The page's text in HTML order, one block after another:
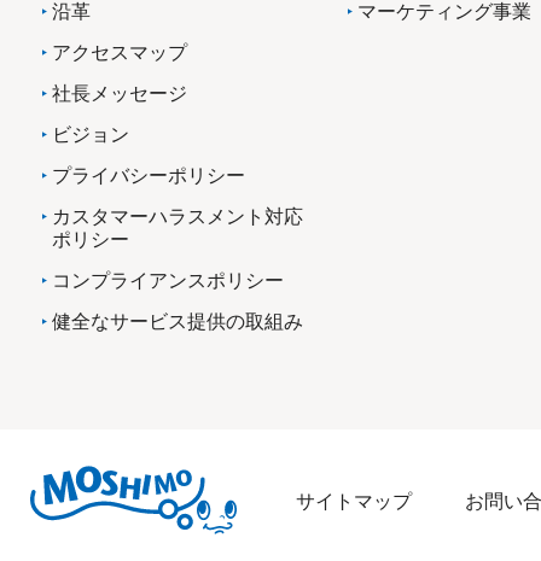
沿革
アクセスマップ
社長メッセージ
ビジョン
プライバシーポリシー
カスタマーハラスメント対応
ポリシー
コンプライアンスポリシー
健全なサービス提供の取組み
マーケティング事業
サイトマップ お問い